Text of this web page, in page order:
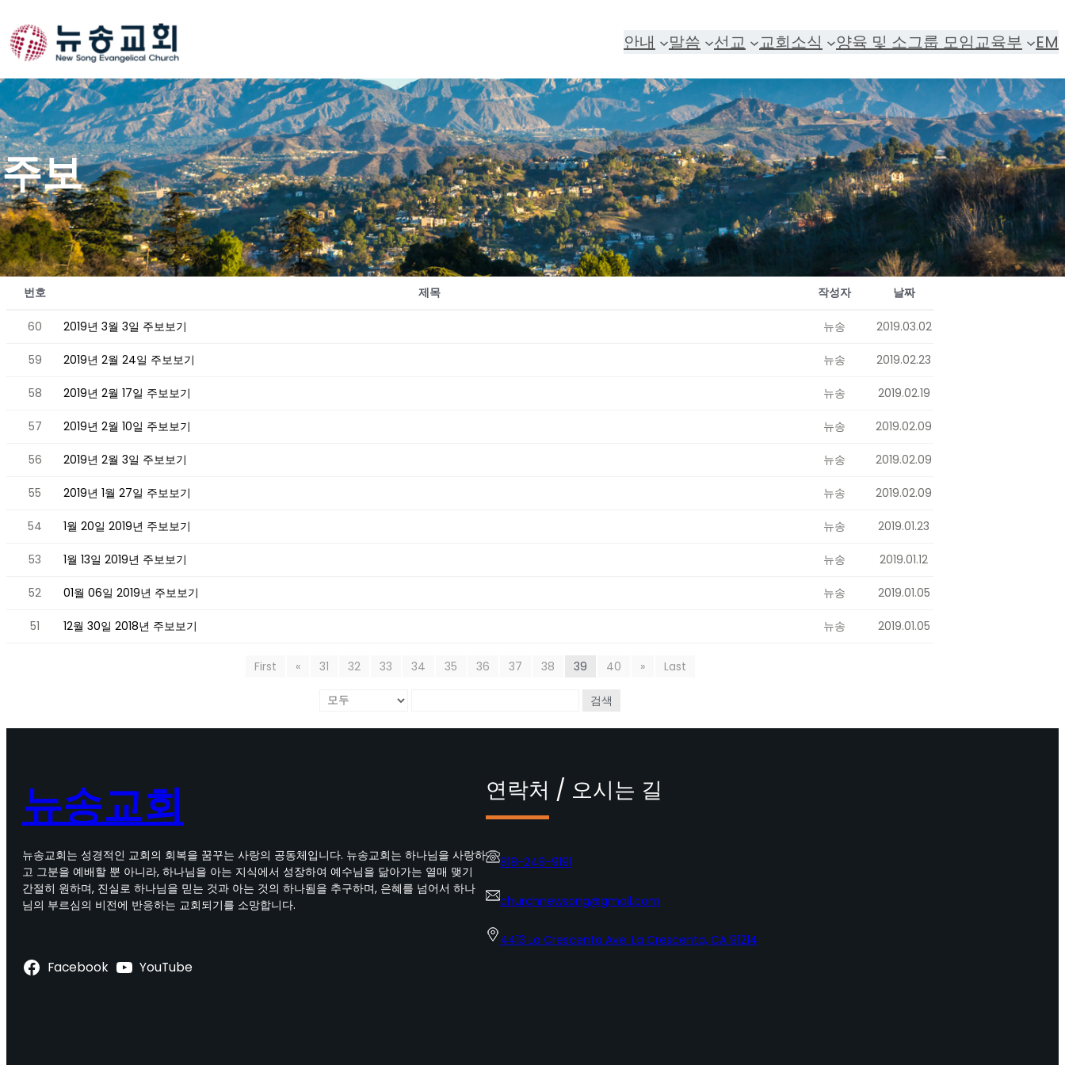
to
content
안내 말씀 선교 교회소식 양육 및 소그룹 모임교육부 EM
주보
번호 제목 작성자 날짜
60 2019년 3월 3일 주보보기 뉴송 2019.03.02
59 2019년 2월 24일 주보보기 뉴송 2019.02.23
58 2019년 2월 17일 주보보기 뉴송 2019.02.19
57 2019년 2월 10일 주보보기 뉴송 2019.02.09
56 2019년 2월 3일 주보보기 뉴송 2019.02.09
55 2019년 1월 27일 주보보기 뉴송 2019.02.09
54 1월 20일 2019년 주보보기 뉴송 2019.01.23
53 1월 13일 2019년 주보보기 뉴송 2019.01.12
52 01월 06일 2019년 주보보기 뉴송 2019.01.05
51 12월 30일 2018년 주보보기 뉴송 2019.01.05
First « 31 32 33 34 35 36 37 38 39 40 » Last
검색
뉴송교회
뉴송교회는 성경적인 교회의 회복을 꿈꾸는 사랑의 공동체입니다. 뉴송교회는 하나님을 사랑하
고 그분을 예배할 뿐 아니라, 하나님을 아는 지식에서 성장하여 예수님을 닮아가는 열매 맺기
간절히 원하며, 진실로 하나님을 믿는 것과 아는 것의 하나됨을 추구하며, 은혜를 넘어서 하나
님의 부르심의 비전에 반응하는 교회되기를 소망합니다.
Facebook YouTube
연락처 / 오시는 길
818-248-9191
churchnewsong@gmail.com
4413 La Crescenta Ave. La Crescenta, CA 91214